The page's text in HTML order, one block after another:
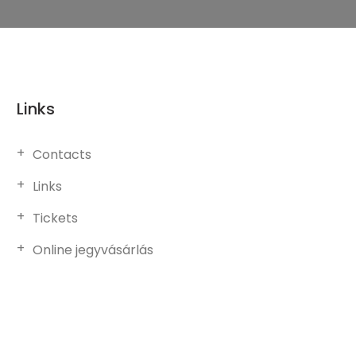
Links
Contacts
Links
Tickets
Online jegyvásárlás